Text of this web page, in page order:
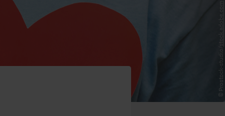
© Prostock-studio/
stock.adobe.com